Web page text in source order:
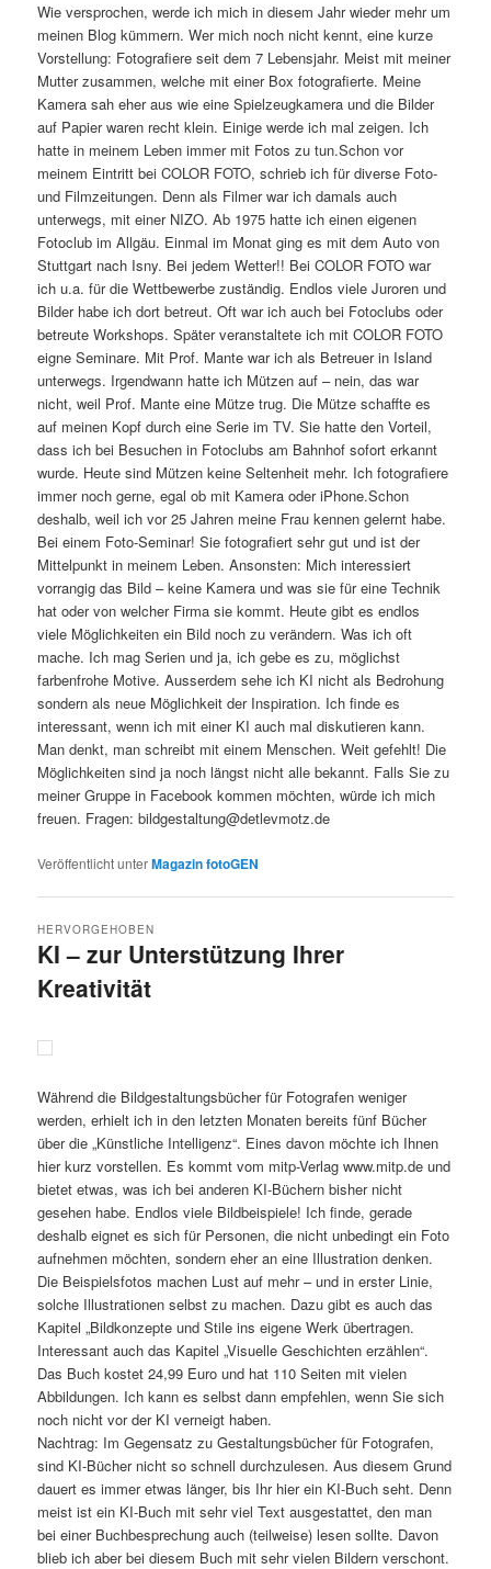
Wie versprochen, werde ich mich in diesem Jahr wieder mehr um
meinen Blog kümmern. Wer mich noch nicht kennt, eine kurze
Vorstellung: Fotografiere seit dem 7 Lebensjahr. Meist mit meiner
Mutter zusammen, welche mit einer Box fotografierte. Meine
Kamera sah eher aus wie eine Spielzeugkamera und die Bilder
auf Papier waren recht klein. Einige werde ich mal zeigen. Ich
hatte in meinem Leben immer mit Fotos zu tun.Schon vor
meinem Eintritt bei COLOR FOTO, schrieb ich für diverse Foto-
und Filmzeitungen. Denn als Filmer war ich damals auch
unterwegs, mit einer NIZO. Ab 1975 hatte ich einen eigenen
Fotoclub im Allgäu. Einmal im Monat ging es mit dem Auto von
Stuttgart nach Isny. Bei jedem Wetter!! Bei COLOR FOTO war
ich u.a. für die Wettbewerbe zuständig. Endlos viele Juroren und
Bilder habe ich dort betreut. Oft war ich auch bei Fotoclubs oder
betreute Workshops. Später veranstaltete ich mit COLOR FOTO
eigne Seminare. Mit Prof. Mante war ich als Betreuer in Island
unterwegs. Irgendwann hatte ich Mützen auf – nein, das war
nicht, weil Prof. Mante eine Mütze trug. Die Mütze schaffte es
auf meinen Kopf durch eine Serie im TV. Sie hatte den Vorteil,
dass ich bei Besuchen in Fotoclubs am Bahnhof sofort erkannt
wurde. Heute sind Mützen keine Seltenheit mehr. Ich fotografiere
immer noch gerne, egal ob mit Kamera oder iPhone.Schon
deshalb, weil ich vor 25 Jahren meine Frau kennen gelernt habe.
Bei einem Foto-Seminar! Sie fotografiert sehr gut und ist der
Mittelpunkt in meinem Leben. Ansonsten: Mich interessiert
vorrangig das Bild – keine Kamera und was sie für eine Technik
hat oder von welcher Firma sie kommt. Heute gibt es endlos
viele Möglichkeiten ein Bild noch zu verändern. Was ich oft
mache. Ich mag Serien und ja, ich gebe es zu, möglichst
farbenfrohe Motive. Ausserdem sehe ich KI nicht als Bedrohung
sondern als neue Möglichkeit der Inspiration. Ich finde es
interessant, wenn ich mit einer KI auch mal diskutieren kann.
Man denkt, man schreibt mit einem Menschen. Weit gefehlt! Die
Möglichkeiten sind ja noch längst nicht alle bekannt. Falls Sie zu
meiner Gruppe in Facebook kommen möchten, würde ich mich
freuen. Fragen: bildgestaltung@detlevmotz.de
Veröffentlicht unterMagazin fotoGEN
KI – zur Unterstützung Ihrer
Kreativität
HERVORGEHOBEN
Während die Bildgestaltungsbücher für Fotografen weniger
werden, erhielt ich in den letzten Monaten bereits fünf Bücher
über die „Künstliche Intelligenz“. Eines davon möchte ich Ihnen
hier kurz vorstellen. Es kommt vom mitp-Verlag www.mitp.de und
bietet etwas, was ich bei anderen KI-Büchern bisher nicht
gesehen habe. Endlos viele Bildbeispiele! Ich finde, gerade
deshalb eignet es sich für Personen, die nicht unbedingt ein Foto
aufnehmen möchten, sondern eher an eine Illustration denken.
Die Beispielsfotos machen Lust auf mehr – und in erster Linie,
solche Illustrationen selbst zu machen. Dazu gibt es auch das
Kapitel „Bildkonzepte und Stile ins eigene Werk übertragen.
Interessant auch das Kapitel „Visuelle Geschichten erzählen“.
Das Buch kostet 24,99 Euro und hat 110 Seiten mit vielen
Abbildungen. Ich kann es selbst dann empfehlen, wenn Sie sich
noch nicht vor der KI verneigt haben.
Nachtrag: Im Gegensatz zu Gestaltungsbücher für Fotografen,
sind KI-Bücher nicht so schnell durchzulesen. Aus diesem Grund
dauert es immer etwas länger, bis Ihr hier ein KI-Buch seht. Denn
meist ist ein KI-Buch mit sehr viel Text ausgestattet, den man
bei einer Buchbesprechung auch (teilweise) lesen sollte. Davon
blieb ich aber bei diesem Buch mit sehr vielen Bildern verschont.